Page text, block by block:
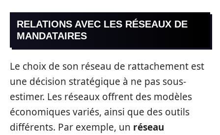
RELATIONS AVEC LES RÉSEAUX DE
MANDATAIRES
Le choix de son réseau de rattachement est
une décision stratégique à ne pas sous-
estimer. Les réseaux offrent des modèles
économiques variés, ainsi que des outils
différents. Par exemple, un réseau